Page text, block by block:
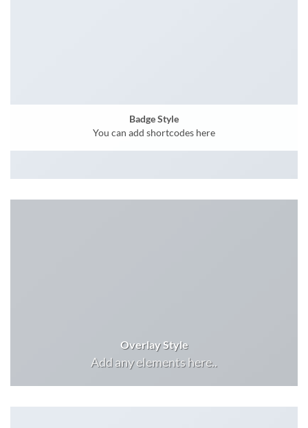
Badge Style
You can add shortcodes here
Overlay Style
Add any elements here..